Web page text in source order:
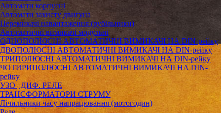
Автомати корпусні
Автомати захисту двигуна
Перемикачі навантаження (рубільники)
Автоматичні вимикачі модульні
ОДНОПОЛЮСНІ АВТОМАТИЧНІ ВИМИКАЧІ НА DIN-рейку
ДВОПОЛЮСНІ АВТОМАТИЧНІ ВИМИКАЧІ НА DIN-рейку
ТРИПОЛЮСНІ АВТОМАТИЧНІ ВИМИКАЧІ НА DIN-рейку
ЧОТИРИПОЛЮСНІ АВТОМАТИЧНІ ВИМИКАЧІ НА DIN-
рейку
УЗО | ДИФ. РЕЛЕ
ТРАНСФОРМАТОРИ СТРУМУ
Лічильники часу напрацювання (мотогодин)